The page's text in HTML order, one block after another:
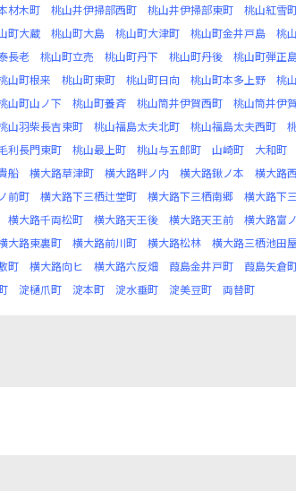
材木町 桃山井伊掃部西町 桃山井伊掃部東町 桃山紅雪
町大蔵 桃山町大島 桃山町大津町 桃山町金井戸島 桃
長老 桃山町立売 桃山町丹下 桃山町丹後 桃山町弾正
山町根来 桃山町東町 桃山町日向 桃山町本多上野 桃
山町山ノ下 桃山町養斉 桃山筒井伊賀西町 桃山筒井伊
山羽柴長吉東町 桃山福島太夫北町 桃山福島太夫西町
利長門東町 桃山最上町 桃山与五郎町 山崎町 大和町
船 横大路草津町 横大路畔ノ内 横大路鍬ノ本 横大路
前町 横大路下三栖辻堂町 横大路下三栖南郷 横大路下
横大路千両松町 横大路天王後 横大路天王前 横大路富
大路東裏町 横大路前川町 横大路松林 横大路三栖池田
町 横大路向ヒ 横大路六反畑 葭島金井戸町 葭島矢倉
淀樋爪町 淀本町 淀水垂町 淀美豆町 両替町